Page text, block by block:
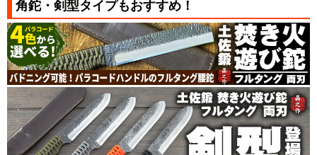
角鉈・剣型タイプもおすすめ！